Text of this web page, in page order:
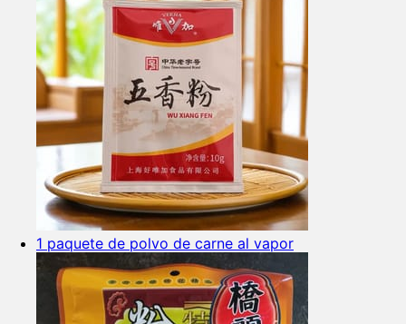
1 paquete de polvo de carne al vapor